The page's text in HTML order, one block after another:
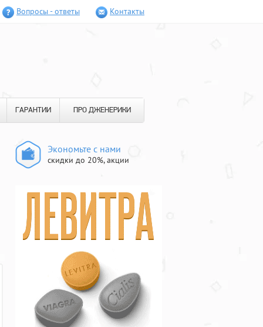
Вопросы - ответы Контакты
ГАРАНТИИ ПРО ДЖЕНЕРИКИ
Экономьте с нами
скидки до 20%, акции